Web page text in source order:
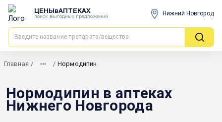
ЦЕНЫвАПТЕКАХ
поиск выгодных предложений Нижний Новгород
Главная / / Нормодипин
Нормодипин в аптеках
Нижнего Новгорода